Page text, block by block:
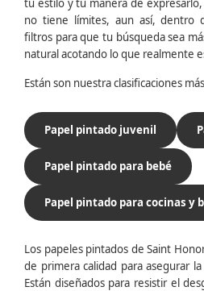
tu estilo y tu manera de
no tiene límites, aun así, dentro
filtros para que tu búsqueda sea
natural acotando lo que realmente
Están son nuestra clasificaciones
Papel pintado juvenil
Papel pintado para bebé
Papel pintado para cocinas y
Los papeles pintados de Saint
de primera calidad para asegurar
Están diseñados para resistir el